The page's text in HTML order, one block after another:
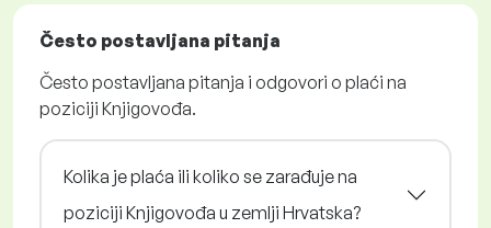
Često postavljana pitanja
Često postavljana pitanja i odgovori o plaći na
poziciji Knjigovođa.
Kolika je plaća ili koliko se zarađuje na
poziciji Knjigovođa u zemlji Hrvatska?